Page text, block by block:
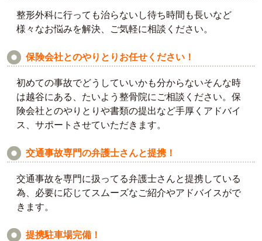
整形外科に行っても治らないし待ち時間も長いなど
様々なお悩みを解決、ご気軽に相談ください。
保険会社とのやりとりお任せください！
初めての事故でどうしていいかも分からないそんな時
は越谷にある、たいよう整骨院にご相談ください。保
険会社とのやりとりや書類の提出など手厚くアドバイ
ス、サポートさせていただきます。
交通事故専門の弁護士さんと提携！
交通事故を専門に扱ってる弁護士さんと提携している
為、必要に応じてスムーズなご紹介やアドバイスがで
きます。
提携駐車場完備！